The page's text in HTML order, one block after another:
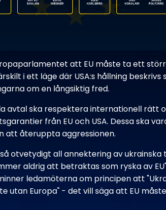
att EU måste ta ett
i ett läge där USA:s hållning beskrivs
om en långsiktig fred.
avtal ska respektera internationell rätt
från EU och USA. Dessa ska
att återuppta aggressionen.
otvetydigt all annektering av ukrainska
aldrig att betraktas som ryska av
ledamöterna om principen att
utan Europa" - det vill säga att EU